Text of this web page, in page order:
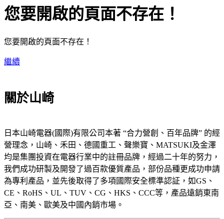
您要開啟的頁面不存在！
您要開啟的頁面不存在！
繼續
關於山崎
日本山崎電器(國際)有限公司本著 “合力營創、百年品牌” 的經
營理念，山崎、禾田、德國重工、聲樂寶、MATSUKI及金澤
均是集團投資在電器行業中的註冊品牌，經過二十年的努力，
我們成功研製及開發了過百款優質產品，部份品種更成功申請
為專利產品，並先後取得了多項國際安全標準認証，如GS、
CE、RoHS、UL、TUV、CG、HKS、CCC等，產品遠銷東南
亞、南美、歐美及中國內銷市場。